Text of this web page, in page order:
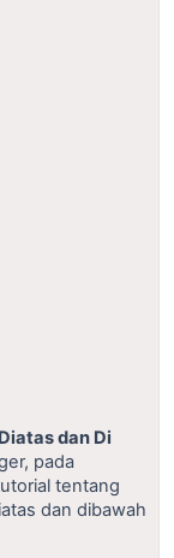
dan Di
pada
tentang
dan dibawah